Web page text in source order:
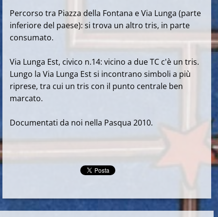
Percorso tra Piazza della Fontana e Via Lunga (parte
inferiore del paese): si trova un altro tris, in parte
consumato.
Via Lunga Est, civico n.14: vicino a due TC c'è un tris.
Lungo la Via Lunga Est si incontrano simboli a più
riprese, tra cui un tris con il punto centrale ben
marcato.
Documentati da noi nella Pasqua 2010.